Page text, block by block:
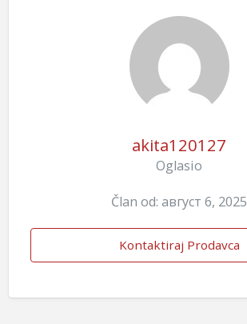
akita120127
Oglasio
Član od: август 6, 2025
Kontaktiraj Prodavca